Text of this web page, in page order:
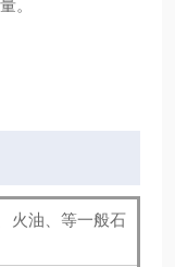
。
火油、等一般石